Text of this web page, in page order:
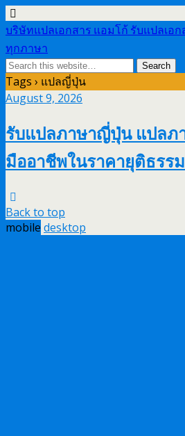
บริษัทแปลเอกสาร แอมโก้ รับแปลเอ
ทุกภาษา
Tags › แปลญี่ปุ่น
August 9, 2026
รับแปลภาษาญี่ปุ่น แปล
มืออาชีพในราคายุติธรรม
Back to top
mobile desktop